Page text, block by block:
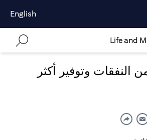
English
النفقات وتوفير أكثر